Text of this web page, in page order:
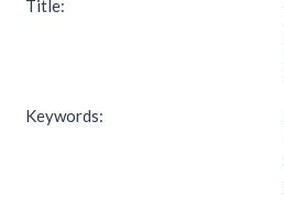
Title:
Keywords: